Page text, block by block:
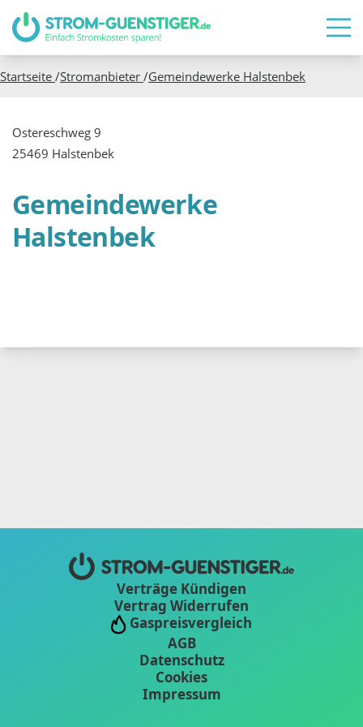
Startseite /Stromanbieter /Gemeindewerke Halstenbek
Gemeindewerke
Halstenbek
Ostereschweg 9
25469 Halstenbek
Verträge Kündigen
Vertrag Widerrufen
Gaspreisvergleich
AGB
Datenschutz
Cookies
Impressum